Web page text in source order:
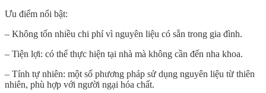
Ưu điểm nổi bật:
– Không tốn nhiều chi phí vì nguyên liệu có sẵn trong gia đình.
– Tiện lợi: có thể thực hiện tại nhà mà không cần đến nha khoa.
– Tính tự nhiên: một số phương pháp sử dụng nguyên liệu từ thiên
nhiên, phù hợp với người ngại hóa chất.